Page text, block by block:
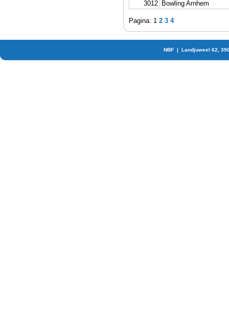
3012 Bowling Arnhem
Pagina: 1 2 3 4
NBF | Landjuweel 62,